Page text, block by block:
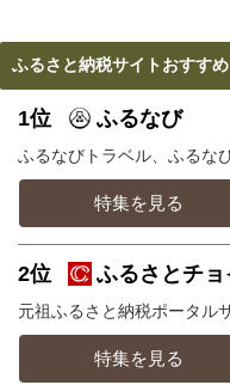
ふるさと納税サイトおすす
1位 ふるなび
ふるなびトラベル、ふるな
特集を見る
2位 ふるさとチョ
元祖ふるさと納税ポータル
特集を見る